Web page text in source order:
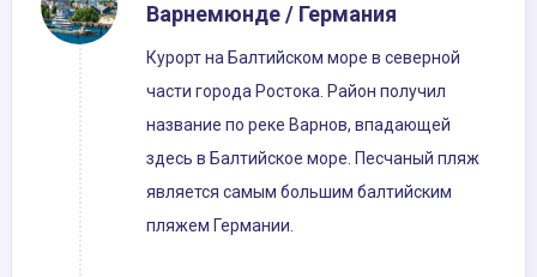
Варнемюнде / Германия
Курорт на Балтийском море в северной
части города Ростока. Район получил
название по реке Варнов, впадающей
здесь в Балтийское море. Песчаный пляж
является самым большим балтийским
пляжем Германии.